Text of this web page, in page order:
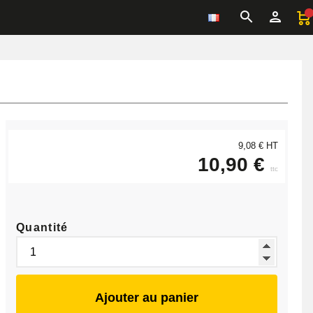
9,08 € HT
10,90 € ttc
Quantité
Ajouter au panier